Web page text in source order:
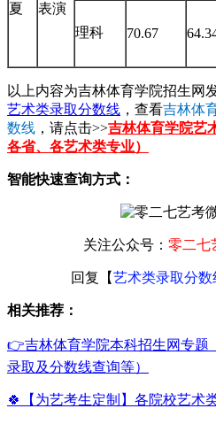
夏
表演
理科 70.67
以上内容为吉林体育学院招生网
艺术类录取分数线 ，查看吉林体
数线 ，请点击>>吉林体育学院艺
各省、各艺术类专业）
智能快速查询方式：
关注公众号： 零二七
回复【艺术类录取分数
相关推荐：
👉吉林体育学院本科招生网专题
录取及分数线查询等）
🍀【为艺考生定制】各院校艺术